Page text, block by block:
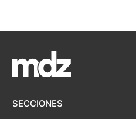
SECCIONES